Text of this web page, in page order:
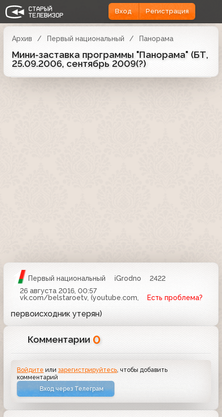
Вход Регистрация
Архив Первый национальный Панорама
Мини-заставка программы "Панорама" (БТ,
25.09.2006, сентябрь 2009(?)
Первый национальный iGrodno
2422
26 августа 2016, 00:57
vk.com/belstaroetv, (youtube.com,
Есть проблема?
первоисходник утерян)
Комментарии 0
Войдите илизарегистрируйтесь , чтобы добавить
комментарий
Вход через Телеграм